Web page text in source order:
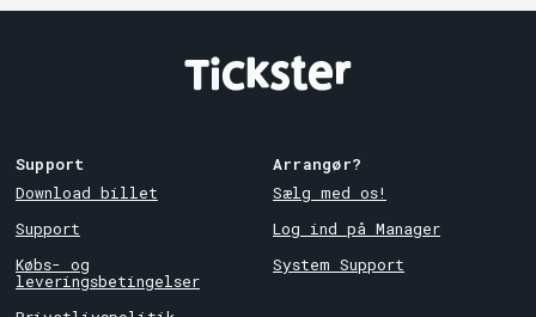
Support
Download billet
Support
Købs- og
leveringsbetingelser
Arrangør?
Sælg med os!
Log ind på Manager
System Support